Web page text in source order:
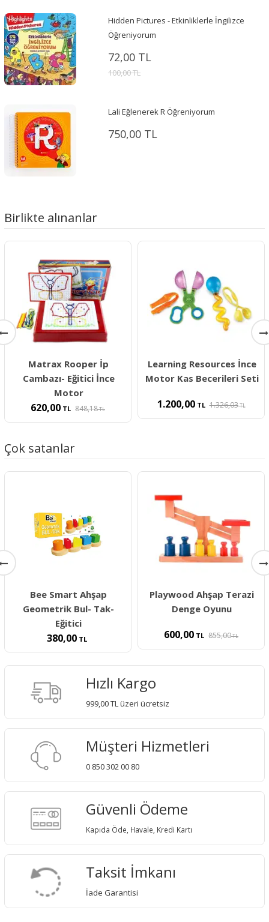
Hidden Pictures - Etkinliklerle İngilizce
Öğreniyorum
72,00 TL
100,00 TL
Lali Eğlenerek R Öğreniyorum
750,00 TL
Birlikte alınanlar
Matrax Rooper İp
Cambazı- Eğitici İnce
Motor
620,00 TL 848,18TL
Learning Resources İnce
Motor Kas Becerileri Seti
1.200,00TL 1.326,03TL
Çok satanlar
Bee Smart Ahşap
Geometrik Bul- Tak-
Eğitici
380,00 TL
Playwood Ahşap Terazi
Denge Oyunu
600,00 TL 855,00TL
Hızlı Kargo
999,00 TL üzeri ücretsiz
Müşteri Hizmetleri
0 850 302 00 80
Güvenli Ödeme
Kapıda Öde, Havale, Kredi Kartı
Taksit İmkanı
İade Garantisi